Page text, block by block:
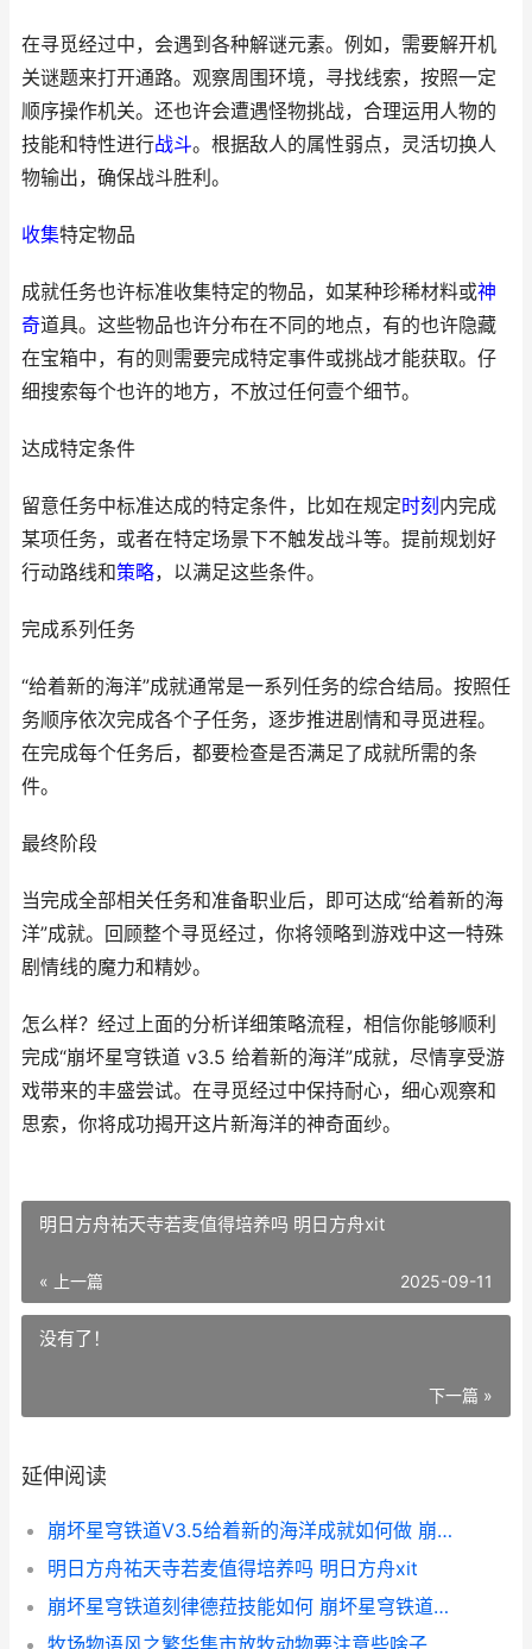
在寻觅经过中，会遇到各种解谜元素。例如，需要解开机
关谜题来打开通路。观察周围环境，寻找线索，按照一定
顺序操作机关。还也许会遭遇怪物挑战，合理运用人物的
技能和特性进行战斗。根据敌人的属性弱点，灵活切换人
物输出，确保战斗胜利。
收集特定物品
成就任务也许标准收集特定的物品，如某种珍稀材料或神
奇道具。这些物品也许分布在不同的地点，有的也许隐藏
在宝箱中，有的则需要完成特定事件或挑战才能获取。仔
细搜索每个也许的地方，不放过任何壹个细节。
达成特定条件
留意任务中标准达成的特定条件，比如在规定时刻 内完成
某项任务，或者在特定场景下不触发战斗等。提前规划好
行动路线和策略，以满足这些条件。
完成系列任务
“给着新的海洋”成就通常是一系列任务的综合结局。按照任
务顺序依次完成各个子任务，逐步推进剧情和寻觅进程。
在完成每个任务后，都要检查是否满足了成就所需的条
件。
最终阶段
当完成全部相关任务和准备职业后，即可达成“给着新的海
洋”成就。回顾整个寻觅经过，你将领略到游戏中这一特殊
剧情线的魔力和精妙。
怎么样？经过上面的分析详细策略流程，相信你能够顺利
完成“崩坏星穹铁道 v3.5 给着新的海洋”成就，尽情享受游
戏带来的丰盛尝试。在寻觅经过中保持耐心，细心观察和
思索，你将成功揭开这片新海洋的神奇面纱。
明日方舟祐天寺若麦值得培养吗 明日方舟xit
« 上一篇 2025-09-11
没有了！
下一篇 »
延伸阅读
崩坏星穹铁道V3.5给着新的海洋成就如何做 崩坏星穹铁道v3.1下载
明日方舟祐天寺若麦值得培养吗 明日方舟xit
崩坏星穹铁道刻律德菈技能如何 崩坏星穹铁道刻律德菈什么时候出